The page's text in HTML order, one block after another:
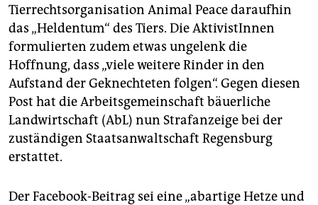
epaper login
Tierrechtsorganisation Animal Peace daraufhin
das „Heldentum“ des Tiers. Die AktivistInnen
formulierten zudem etwas ungelenk die
Hoffnung, dass „viele weitere Rinder in den
Aufstand der Geknechteten folgen“. Gegen diesen
Post hat die Arbeitsgemeinschaft bäuerliche
Landwirtschaft (AbL) nun Strafanzeige bei der
zuständigen Staatsanwaltschaft Regensburg
erstattet.
Der Facebook-Beitrag sei eine „abartige Hetze und